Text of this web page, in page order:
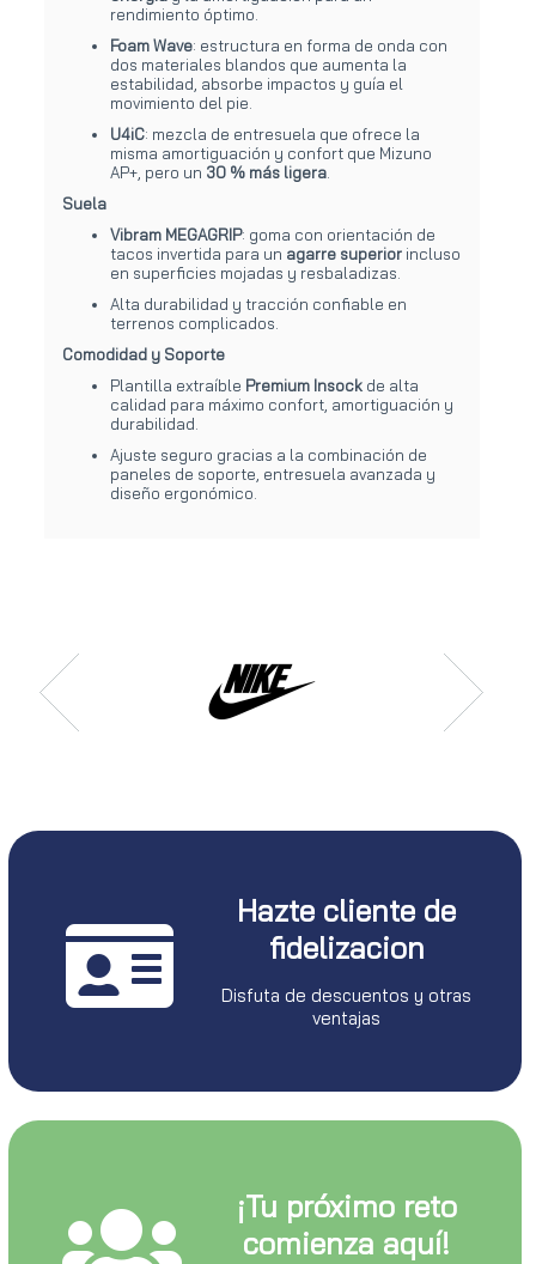
rendimiento óptimo.
Foam Wave: estructura en forma de onda con
dos materiales blandos que aumenta la
estabilidad, absorbe impactos y guía el
movimiento del pie.
U4iC: mezcla de entresuela que ofrece la
misma amortiguación y confort que Mizuno
AP+, pero un 30 % más ligera
Suela
Vibram MEGAGRIP: goma con orientación de
tacos invertida para un agarre superior incluso
en superficies mojadas y resbaladizas.
Alta durabilidad y tracción confiable en
terrenos complicados.
Comodidad y Soporte
Plantilla extraíble Premium Insock de alta
calidad para máximo confort, amortiguación y
durabilidad.
Ajuste seguro gracias a la combinación de
paneles de soporte, entresuela avanzada y
diseño ergonómico.
Hazte cliente de
fidelizacion
Disfuta de descuentos y otras
ventajas
¡Tu próximo reto
comienza aquí!